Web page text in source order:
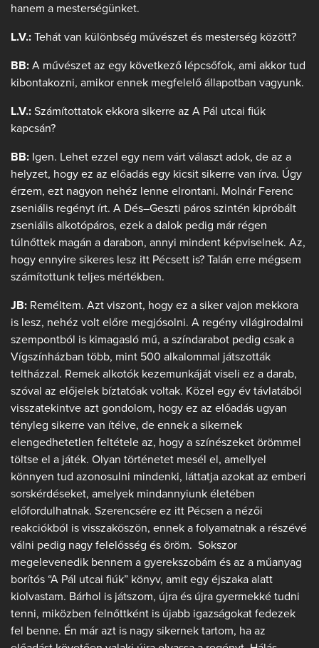
hanem a mesterségünket.
L.V.: Tehát van különbség művészet és mesterség között?
BB: A művészet az egy következő lépcsőfok, ami akkor tud
kibontakozni, amikor ennek megfelelő állapotban vagyunk.
L.V.: Számítottatok ekkora sikerre az A Pál utcai fiúk
kapcsán?
BB: Igen. Lehet ezzel egy nem várt választ adok, de az a
helyzet, hogy ez az előadás egy kicsit sikerre van írva. Úgy
érzem, ezt nagyon nehéz lenne elrontani. Molnár Ferenc
zseniális regényt írt. A Dés–Geszti páros szintén kipróbált
zseniális alkotópáros, ezek a dalok pedig már régen
túlnőttek magán a darabon, annyi mindent képviselnek. Az,
hogy ennyire sikeres lesz itt Pécsett is? Talán erre mégsem
számítottunk teljes mértékben.
JB: Reméltem. Azt viszont, hogy ez a siker vajon mekkora
is lesz, nehéz volt előre megjósolni. A regény világirodalmi
szempontból is kimagasló mű, a színdarabot pedig csak a
Vígszínházban több, mint 500 alkalommal játszották
teltházzal. Remek alkotók kezemunkáját viseli ez a darab,
szóval az előjelek bíztatóak voltak. Közel egy év távlatából
visszatekintve azt gondolom, hogy ez az előadás ugyan
tényleg sikerre van ítélve, de ennek a sikernek
elengedhetetlen feltétele az, hogy a színészeket örömmel
töltse el a játék. Olyan történetet mesél el, amellyel
könnyen tud azonosulni mindenki, láttatja azokat az emberi
sorskérdéseket, amelyek mindannyiunk életében
előfordulhatnak. Szerencsére ez itt Pécsen a nézői
reakciókból is visszaköszön, ennek a folyamatnak a részévé
válni pedig nagy felelősség és öröm. Sokszor
megelevenedik bennem a gyerekszobám és az a műanyag
borítós “A Pál utcai fiúk” könyv, amit egy éjszaka alatt
kiolvastam. Bárhol is játszom, újra és újra gyermekké tudni
tenni, miközben felnőttként is újabb igazságokat fedezek
fel benne. Én már azt is nagy sikernek tartom, ha az